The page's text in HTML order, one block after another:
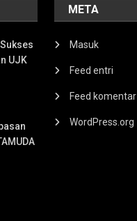
UJK
META
Masuk
Feed entri
Feed komentar
WordPress.org